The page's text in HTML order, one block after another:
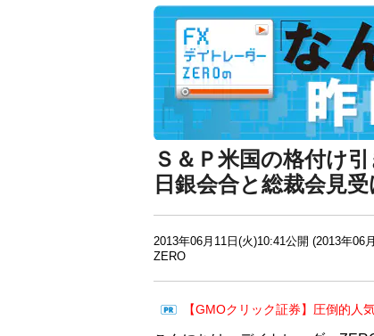
Ｓ＆Ｐ米国の格付け
日銀会合と総裁会見受
2013年06月11日(火)10:41公開 (2013年06
ZERO
【GMOクリック証券】圧倒的人